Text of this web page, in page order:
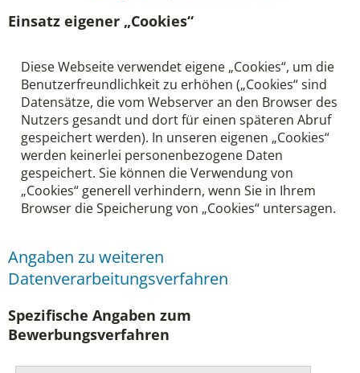
Einsatz eigener „Cookies“
Diese Webseite verwendet eigene „Cookies“, um die
Benutzerfreundlichkeit zu erhöhen („Cookies“ sind
Datensätze, die vom Webserver an den Browser des
Nutzers gesandt und dort für einen späteren Abruf
gespeichert werden). In unseren eigenen „Cookies“
werden keinerlei personenbezogene Daten
gespeichert. Sie können die Verwendung von
„Cookies“ generell verhindern, wenn Sie in Ihrem
Browser die Speicherung von „Cookies“ untersagen.
Angaben zu weiteren
Datenverarbeitungsverfahren
Spezifische Angaben zum
Bewerbungsverfahren